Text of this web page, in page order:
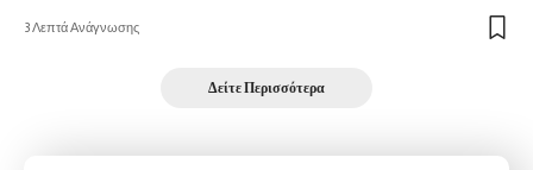
3 Λεπτά Ανάγνωσης
Δείτε Περισσότερα